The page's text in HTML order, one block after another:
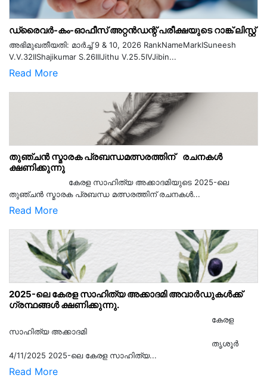
ഡ്രൈവർ-കം-ഓഫീസ് അറ്റൻഡന്റ് പരീക്ഷയുടെ റാങ്ക് ലിസ്റ്റ്
അഭിമുഖതീയതി: മാർച്ച് 9 & 10, 2026 RankNameMarkISuneesh
V.V.32IIShajikumar S.26IIIJithu V.25.5IVJibin...
Read More
തുഞ്ചൻ സ്മാരക പ്രബന്ധമത്സരത്തിന് രചനകൾ
ക്ഷണിക്കുന്നു
കേരള സാഹിത്യ അക്കാദമിയുടെ 2025-ലെ
തുഞ്ചൻ സ്മാരക പ്രബന്ധ മത്സരത്തിന് രചനകൾ...
Read More
2025-ലെ കേരള സാഹിത്യ അക്കാദമി അവാർഡുകൾക്ക്
ഗ്രന്ഥങ്ങൾ ക്ഷണിക്കുന്നു.
കേരള
സാഹിത്യ അക്കാദമി
തൃശൂര്‍
4/11/2025 2025-ലെ കേരള സാഹിത്യ...
Read More